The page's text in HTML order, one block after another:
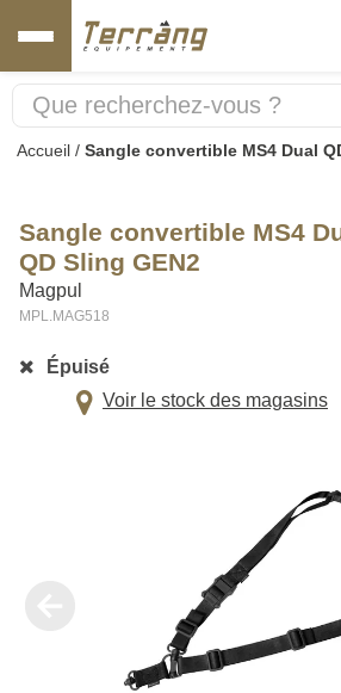
Accueil / Sangle convertible MS4 Dual
Sangle convertible MS4
QD Sling GEN2
Magpul
MPL.MAG518
Épuisé
Voir le stock des magasins